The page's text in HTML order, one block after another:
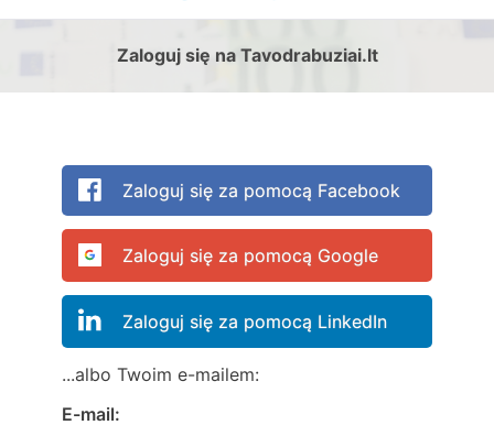
Zaloguj się na Tavodrabuziai.lt
Zaloguj się za pomocą Facebook
Zaloguj się za pomocą Google
Zaloguj się za pomocą LinkedIn
...albo Twoim e-mailem:
E-mail: